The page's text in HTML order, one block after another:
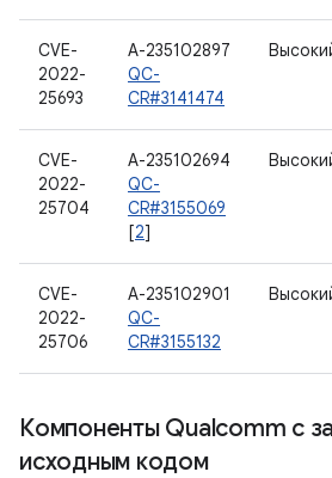
CVE-
2022-
25693
A-235102897
QC-
CR#3141474
CVE-
2022-
25704
A-235102694
QC-
CR#3155069
[2]
CVE-
2022-
25706
A-235102901
QC-
CR#3155132
Компоненты Qualcomm с
исходным кодом